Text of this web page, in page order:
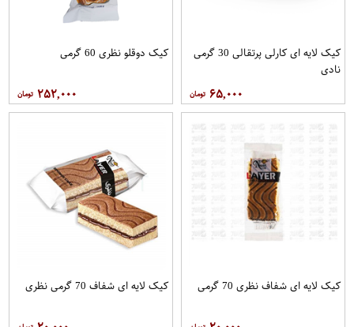
کیک لایه ای کارلی پرتقالی 30 گرمی
نادی
۶۵,۰۰۰
کیک دوقلو نظری 60 گرمی
۲۵۲,۰۰۰
کیک لایه ای شفاف نظری 70 گرمی کیک لایه ای شفاف 70 گرمی نظری